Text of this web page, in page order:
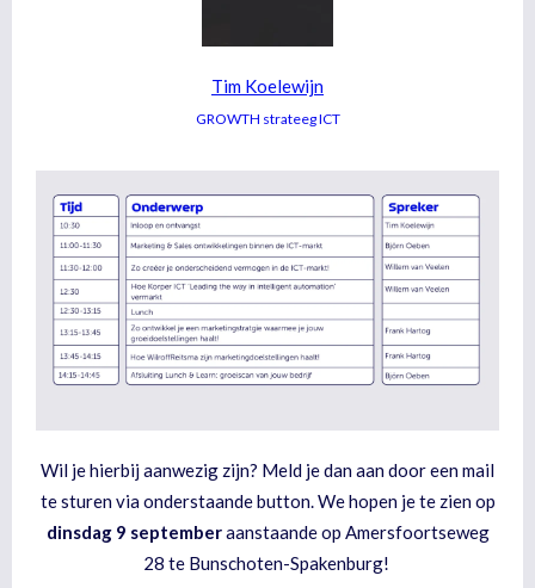
Tim Koelewijn
GROWTH strateeg ICT
Wil je hierbij aanwezig zijn? Meld je dan aan door een mail
te sturen via onderstaande button. We hopen je te zien op
dinsdag 9 septemberaanstaande op Amersfoortseweg
28 te Bunschoten-Spakenburg!